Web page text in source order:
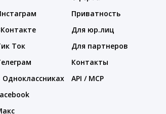
Ток
Одноклассниках
Приватность
Для юр.лиц
Для партнеров
Контакты
API / MCP